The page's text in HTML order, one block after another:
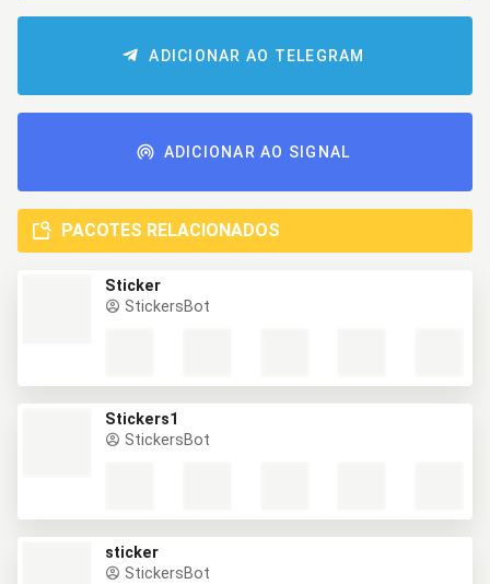
ADICIONAR AO TELEGRAM
ADICIONAR AO SIGNAL
PACOTES RELACIONADOS
Sticker
StickersBot
Stickers1
StickersBot
sticker
StickersBot